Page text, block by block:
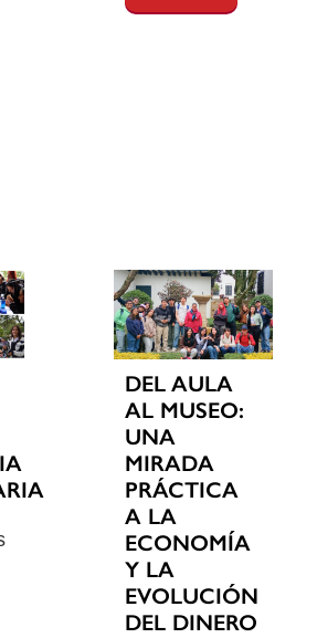
DEL AULA
AL MUSEO:
UNA
MIRADA
PRÁCTICA
A LA
ECONOMÍA
Y LA
EVOLUCIÓN
DEL DINERO